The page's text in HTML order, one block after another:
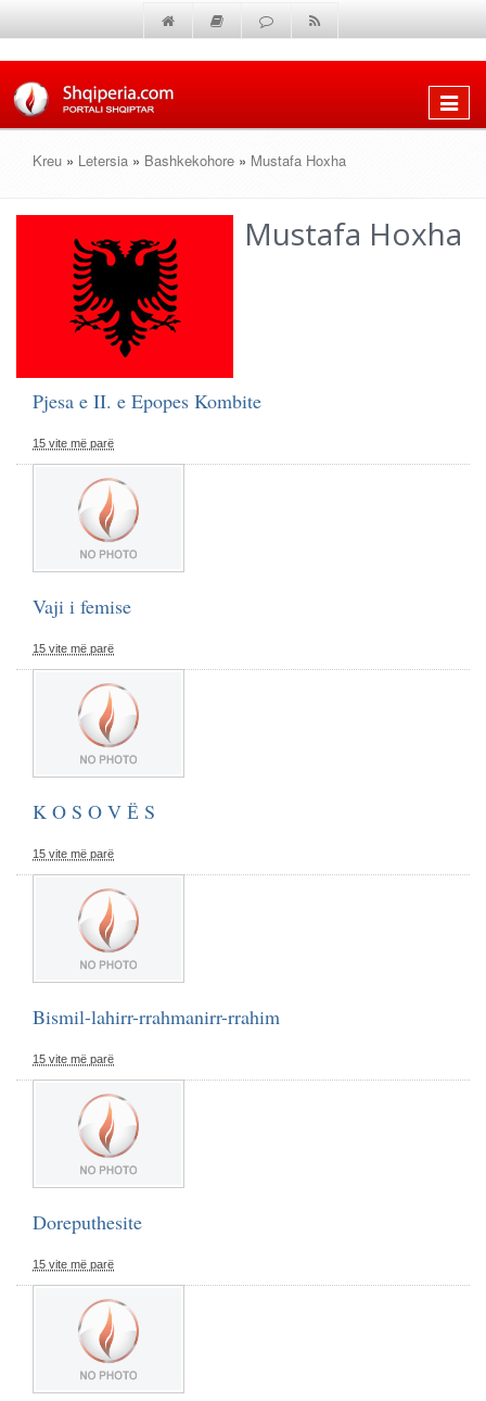
Shfaq
Kreu » Letersia » Bashkekohore » Mustafa Hoxha
Mustafa Hoxha
Pjesa e II. e Epopes Kombite
15 vite më parë
Vaji i femise
15 vite më parë
K O S O V Ё S
15 vite më parë
Bismil-lahirr-rrahmanirr-rrahim
15 vite më parë
Doreputhesite
15 vite më parë